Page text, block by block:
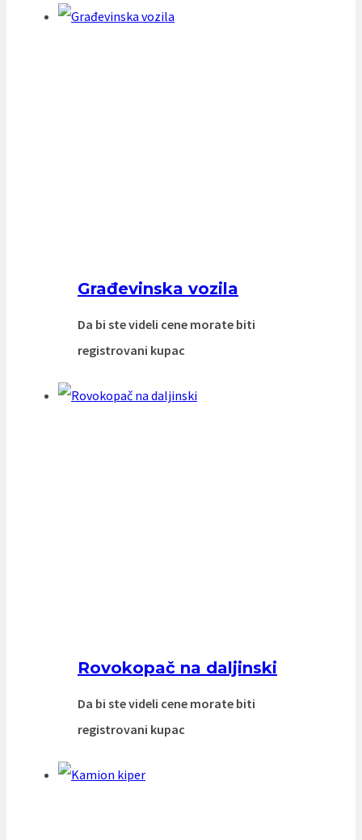
Građevinska vozila
Da bi ste videli cene morate biti
registrovani kupac
Rovokopač na daljinski
Da bi ste videli cene morate biti
registrovani kupac